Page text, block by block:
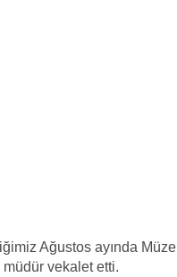
Ağustos ayında Müze
vekalet etti.